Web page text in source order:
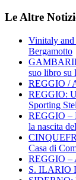
Le Altre
Vinitaly and
Bergamotto
suo libro su
REGGIO /
REGGIO:
Sporting
REGGIO –
la nascita
Casa di
REGGIO –
S. ILARIO